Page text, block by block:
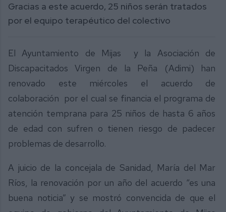
Gracias a este acuerdo, 25 niños serán tratados
por el equipo terapéutico del colectivo
El Ayuntamiento de Mijas y la Asociación de
Discapacitados Virgen de la Peña (Adimi) han
renovado este miércoles el acuerdo de
colaboración por el cual se financia el programa de
atención temprana para 25 niños de hasta 6 años
de edad con sufren o tienen riesgo de padecer
problemas de desarrollo.
A juicio de la concejala de Sanidad, María del Mar
Ríos, la renovación por un año del acuerdo “es una
buena noticia” y se mostró convencida de que el